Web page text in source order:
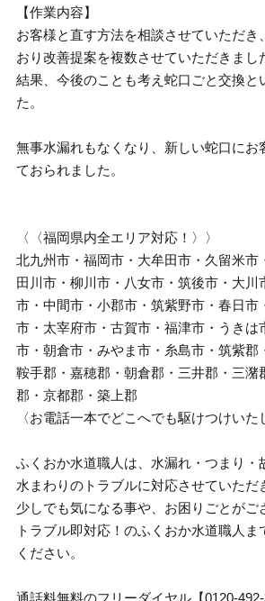
【作業内容】
お客様と直す方法を相談させていただき
おり改善提案を複数させていただきまし
結果、今後のことも考え蛇口ごと交換と
た。
無事水漏れもなくなり、新しい蛇口にお
ておられました。
〈〈福岡県内全エリア対応！〉〉
北九州市・福岡市・大牟田市・久留米市
田川市・柳川市・八女市・筑後市・大川
市・中間市・小郡市・筑紫野市・春日市
市・太宰府市・古賀市・福津市・うきは
市・朝倉市・みやま市・糸島市・筑紫郡
鞍手郡・嘉穂郡・朝倉郡・三井郡・三潴
郡・京都郡・築上郡
〈お電話一本でどこへでも駆けつけいた
ふくおか水道職人は、水漏れ・つまり・
水まわりのトラブルに対応させていただ
少しでも気になる事や、お困りごとがご
トラブル即対応！のふくおか水道職人ま
ください。
通話料無料のフリーダイヤル【0120-492-